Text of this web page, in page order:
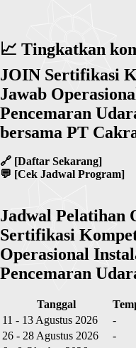
📈 Tingkatkan
JOIN Sertifikasi
Jawab
Pencemaran
🔗
💬 [Cek Jadwal Program]
Jadwal Pelatihan
Sertifikasi
Operasional
Pencemaran
Tanggal
11 - 13 Agustus 2026
-
26 - 28 Agustus 2026
-